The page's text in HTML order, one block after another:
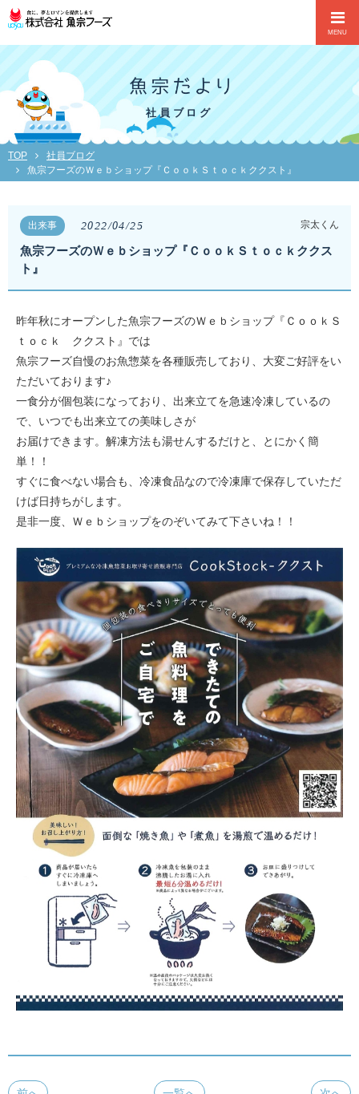
MENU
社員ブログ
TOP
社員ブログ
魚宗フーズのＷｅｂショップ『ＣｏｏｋＳｔｏｃｋククスト』
出来事 2022/04/25 宗太くん
魚宗フーズのＷｅｂショップ『ＣｏｏｋＳｔｏｃｋククス
ト』
昨年秋にオープンした魚宗フーズのＷｅｂショップ『ＣｏｏｋＳ
ｔｏｃｋ ククスト』では
魚宗フーズ自慢のお魚惣菜を各種販売しており、大変ご好評をい
ただいております♪
一食分が個包装になっており、出来立てを急速冷凍しているの
で、いつでも出来立ての美味しさが
お届けできます。解凍方法も湯せんするだけと、とにかく簡
単！！
すぐに食べない場合も、冷凍食品なので冷凍庫で保存していただ
けば日持ちがします。
是非一度、Ｗｅｂショップをのぞいてみて下さいね！！